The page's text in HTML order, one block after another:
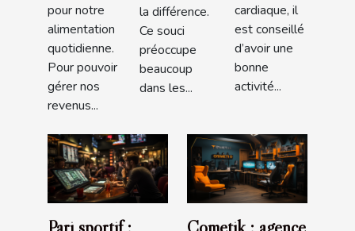
pour notre
alimentation
quotidienne.
Pour pouvoir
gérer nos
revenus...
la différence.
Ce souci
préoccupe
beaucoup
dans les...
cardiaque, il
est conseillé
d’avoir une
bonne
activité...